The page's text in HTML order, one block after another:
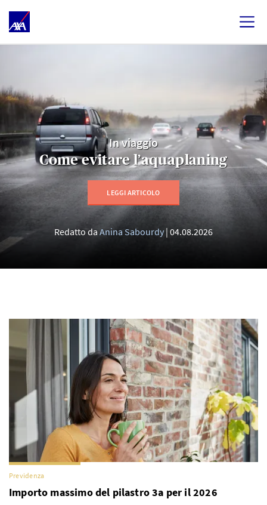
In viaggio
Come evitare l’aquaplaning
LEGGI ARTICOLO
Redatto daAnina Sabourdy 04.08.2026
Previdenza
Importo massimo del pilastro 3a per il 2026